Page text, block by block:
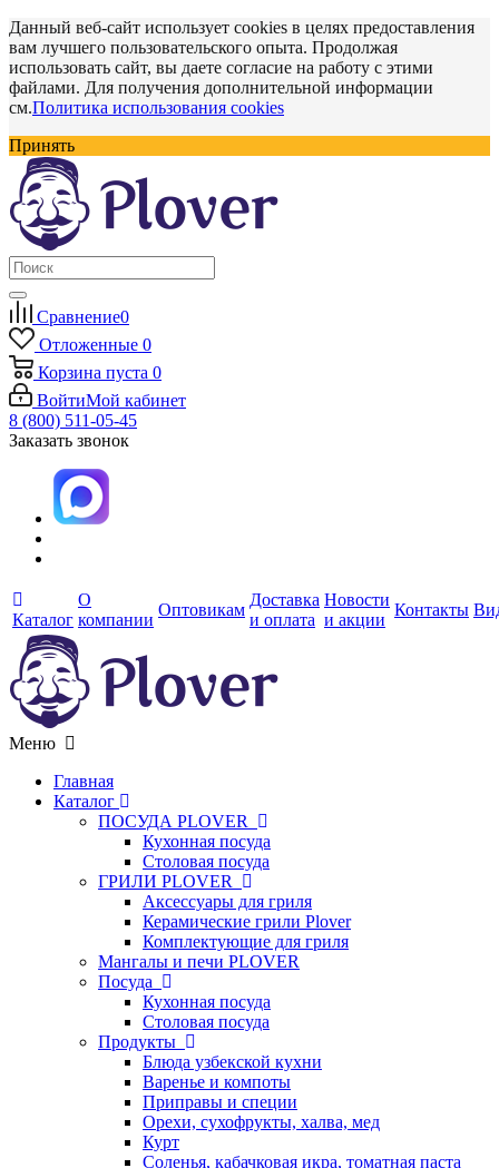
Данный веб-сайт использует cookies в целях предоставления
вам лучшего пользовательского опыта. Продолжая
использовать сайт, вы даете согласие на работу с этими
файлами. Для получения дополнительной информации
см.Политика использования cookies
Принять
Сравнение0
Отложенные 0
Корзина пуста 0
ВойтиМой кабинет
8 (800) 511-05-45
Заказать звонок
Каталог
О
компании
Оптовикам
Доставка
и оплата
Новости
и акции
Контакты
Меню
Главная
Каталог
ПОСУДА PLOVER
Кухонная посуда
Столовая посуда
ГРИЛИ PLOVER
Аксессуары для гриля
Керамические грили Plover
Комплектующие для гриля
Мангалы и печи PLOVER
Посуда
Кухонная посуда
Столовая посуда
Продукты
Блюда узбекской кухни
Варенье и компоты
Приправы и специи
Орехи, сухофрукты, халва, мед
Курт
Соленья, кабачковая икра, томатная паста